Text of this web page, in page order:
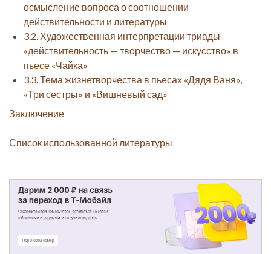
осмысление вопроса о соотношении
действительности и литературы
3.2. Художественная интерпретации триады
«действительность — творчество — искусство» в
пьесе «Чайка»
3.3. Тема жизнетворчества в пьесах «Дядя Ваня»,
«Три сестры» и «Вишневый сад»
Заключение
Список использованной литературы